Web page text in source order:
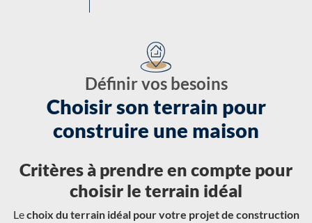
Définir vos besoins
Choisir son terrain pour
construire une maison
Critères à prendre en compte pour
choisir le terrain idéal
Lechoix du terrain idéal pour votre projet de construction